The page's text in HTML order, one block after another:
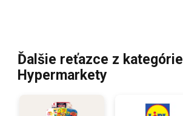
Ďalšie reťazce z kategórie
Hypermarkety